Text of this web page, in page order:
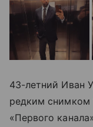
43-летний Иван
редким снимком
«Первого